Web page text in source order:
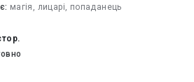
магія, лицарі, попаданець
стор.